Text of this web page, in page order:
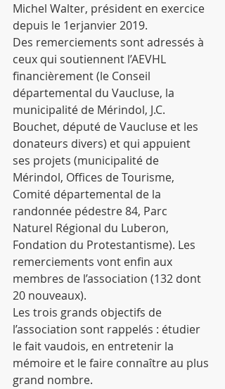
Michel Walter, président en exercice
depuis le 1erjanvier 2019.
Des remerciements sont adressés à
ceux qui soutiennent l’AEVHL
financièrement (le Conseil
départemental du Vaucluse, la
municipalité de Mérindol, J.C.
Bouchet, député de Vaucluse et les
donateurs divers) et qui appuient
ses projets (municipalité de
Mérindol, Offices de Tourisme,
Comité départemental de la
randonnée pédestre 84, Parc
Naturel Régional du Luberon,
Fondation du Protestantisme). Les
remerciements vont enfin aux
membres de l’association (132 dont
20 nouveaux).
Les trois grands objectifs de
l’association sont rappelés : étudier
le fait vaudois, en entretenir la
mémoire et le faire connaître au plus
grand nombre.